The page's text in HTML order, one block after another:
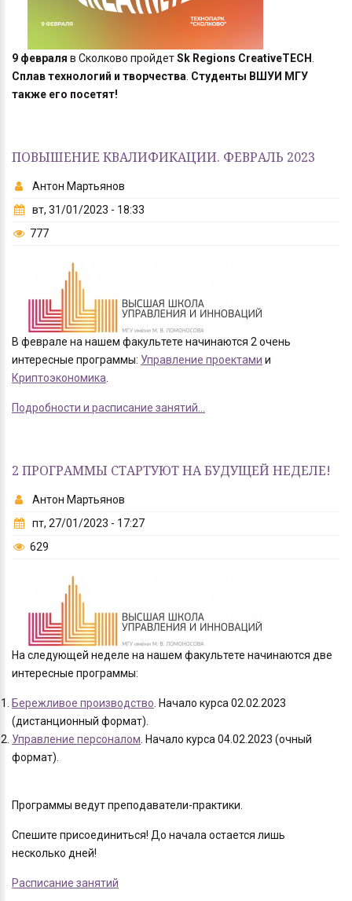
9 февраля в Сколково пройдетSk Regions CreativeTECH
Сплав технологий и творчества Студенты ВШУИ МГУ
также его посетят!
ПОВЫШЕНИЕ КВАЛИФИКАЦИИ. ФЕВРАЛЬ 2023
Антон Мартьянов
вт, 31/01/2023 - 18:33
777
В феврале на нашем факультете начинаются 2 очень
интересные программы: Управление проектами и
Криптоэкономика
Подробности и расписание занятий...
2 ПРОГРАММЫ СТАРТУЮТ НА БУДУЩЕЙ НЕДЕЛЕ!
Антон Мартьянов
пт, 27/01/2023 - 17:27
629
На следующей неделе на нашем факультете начинаются две
интересные программы:
Бережливое производство . Начало курса 02.02.2023
(дистанционный формат).
Управление персоналом . Начало курса 04.02.2023 (очный
формат).
Программы ведут преподаватели-практики.
Спешите присоединиться! До начала остается лишь
несколько дней!
Расписание занятий